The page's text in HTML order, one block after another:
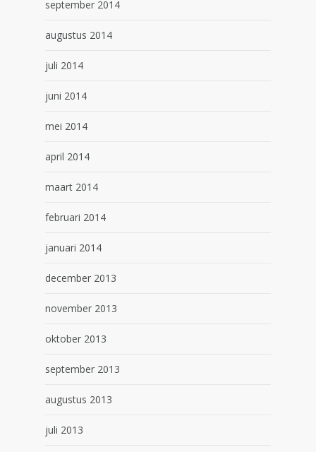
september 2014
augustus 2014
juli 2014
juni 2014
mei 2014
april 2014
maart 2014
februari 2014
januari 2014
december 2013
november 2013
oktober 2013
september 2013
augustus 2013
juli 2013